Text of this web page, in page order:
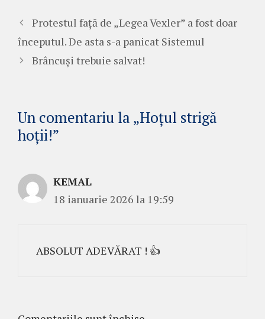
Protestul față de „Legea Vexler” a fost doar
începutul. De asta s-a panicat Sistemul
Brâncuși trebuie salvat!
Un comentariu la „Hoțul strigă
hoții!”
KEMAL
18 ianuarie 2026 la 19:59
ABSOLUT ADEVĂRAT ! 👍